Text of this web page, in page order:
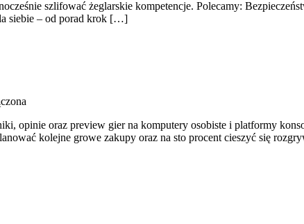
szlifować żeglarskie kompetencje. Polecamy:
siebie – od porad krok […]
opinie oraz preview gier na komputery osobiste i platformy
kolejne growe zakupy oraz na sto procent cieszyć się